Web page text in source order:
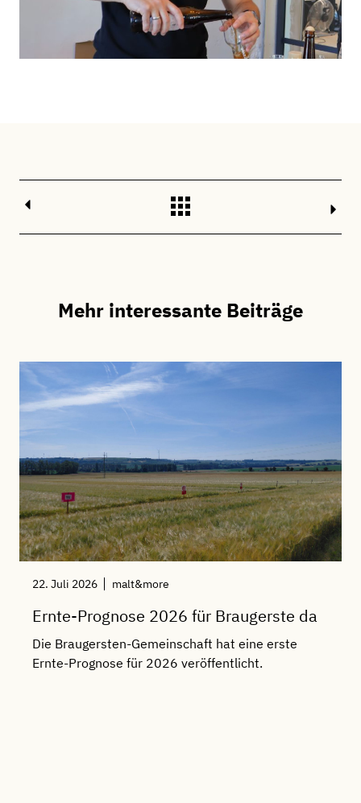
Mehr interessante Beiträge
22. Juli 2026 malt&more
Ernte-Prognose 2026 für Braugerste da
Die Braugersten-Gemeinschaft hat eine erste
Ernte-Prognose für 2026 veröffentlicht.